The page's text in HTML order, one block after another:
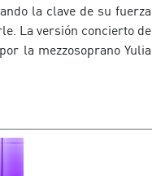
la clave de su fuerza
La versión concierto de
la mezzosoprano Yulia